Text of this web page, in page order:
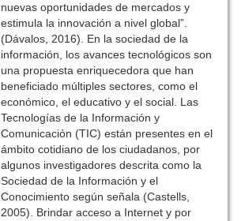
nuevas oportunidades de mercados y
estimula la innovación a nivel global”.
(Dávalos, 2016). En la sociedad de la
información, los avances tecnológicos son
una propuesta enriquecedora que han
beneficiado múltiples sectores, como el
económico, el educativo y el social. Las
Tecnologías de la Información y
Comunicación (TIC) están presentes en el
ámbito cotidiano de los ciudadanos, por
algunos investigadores descrita como la
Sociedad de la Información y el
Conocimiento según señala (Castells,
2005). Brindar acceso a Internet y por